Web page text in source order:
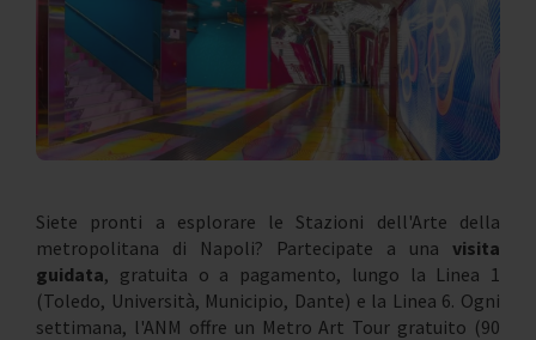
Siete pronti a esplorare le Stazioni dell'Arte della
metropolitana di Napoli? Partecipate a una visita
guidata, gratuita o a pagamento, lungo la Linea 1
(Toledo, Università, Municipio, Dante) e la Linea 6. Ogni
settimana, l'ANM offre un Metro Art Tour gratuito (90